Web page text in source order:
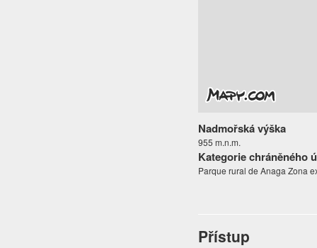
Nadmořská výška
955 m.n.m.
Kategorie chráněného
Parque rural de Anaga Zona
Přístup